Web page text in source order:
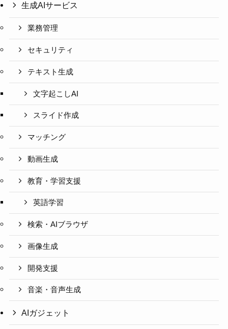
生成AIサービス
業務管理
セキュリティ
テキスト生成
文字起こしAI
スライド作成
マッチング
動画生成
教育・学習支援
英語学習
検索・AIブラウザ
画像生成
開発支援
音楽・音声生成
AIガジェット